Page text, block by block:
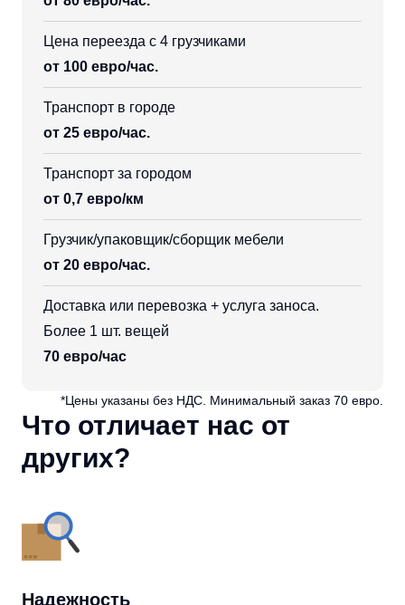
Цена переезда с 4 грузчиками
от 100 евро/час.
Транспорт в городе
от 25 евро/час.
Транспорт за городом
от 0,7 евро/км
Грузчик/упаковщик/сборщик мебели
от 20 евро/час.
Доставка или перевозка + услуга заноса.
Более 1 шт. вещей
70 евро/час
*Цены указаны без НДС. Минимальный заказ 70 евро.
Что отличает нас от
других?
Надежность